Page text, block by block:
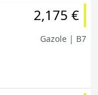
2,175 €
Gazole | B7